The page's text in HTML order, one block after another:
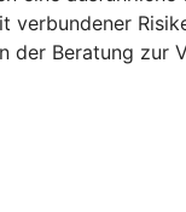
der Beratung zur